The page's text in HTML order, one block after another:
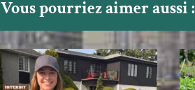
Vous pourriez aimer aussi :